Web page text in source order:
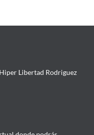
Libertad Rodriguez